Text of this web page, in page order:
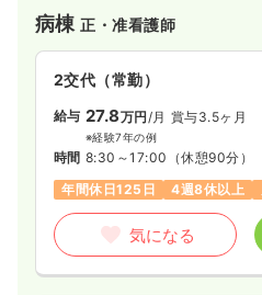
病棟正・准看護師
2交代（常勤）
給与 27.8万円 /月 賞与3.5ヶ月
※経験7年の例
時間 8:30～17:00 （休憩90分）
年間休日125日
4週8休以上
気になる